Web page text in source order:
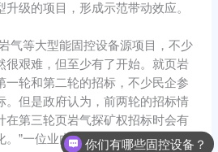
级的项目，形成示范带动效应。
等大型能固控设备源项目，不少
很艰难，但至少有了开始。就页岩
一轮和第二轮的招标，不少民企参
。但是政府认为，前两轮的招标情
在第三轮页岩气探矿权招标时会有
。”一位业内人士对记者透露。
你们有哪些固控设备？